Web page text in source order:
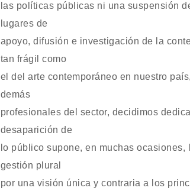
las políticas públicas ni una suspensión
lugares de
apoyo, difusión e investigación de la
tan frágil como
el del arte contemporáneo en nuestro
demás
profesionales del sector, decidimos
desaparición de
lo público supone, en muchas
gestión plural
por una visión única y contraria a los